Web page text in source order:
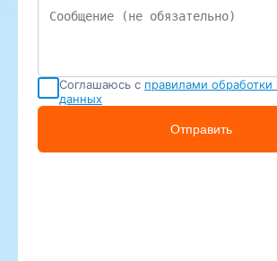
Соглашаюсь с правилами
данных
Отправить